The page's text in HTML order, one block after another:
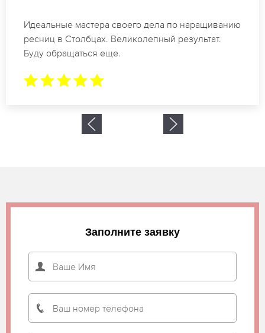
Спасибо огромное. Заказывала наращивание
ресниц в Столбцах для мероприятия. За 2 часа
все было готово.
Заполните заявку